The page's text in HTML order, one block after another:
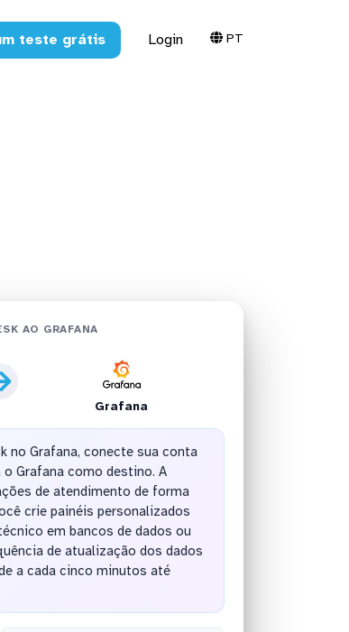
teste grátis Login PT
AO GRAFANA
Grafana
no Grafana, conecte sua conta
Grafana como destino. A
de atendimento de forma
crie painéis personalizados
em bancos de dados ou
de atualização dos dados
a cada cinco minutos até